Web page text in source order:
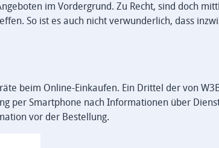
im Vordergrund. Zu Recht, sind doch
So ist es auch nicht verwunderlich, dass
beim Online-Einkaufen. Ein Drittel der von
per Smartphone nach Informationen über
vor der Bestellung.